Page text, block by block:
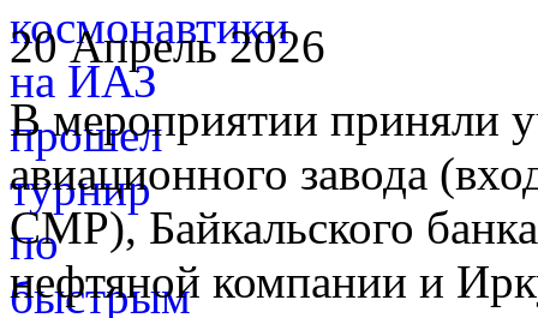
20 Апрель 2026
В мероприятии приняли
авиационного завода
СМР), Байкальского
нефтяной компании и